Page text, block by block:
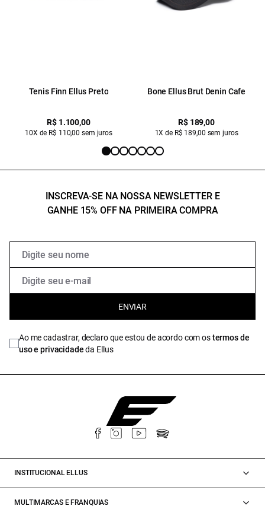
Tenis Finn Ellus Preto
R$ 1.100,00
10X de R$ 110,00 sem juros
Bone Ellus Brut Denin Cafe
R$ 189,00
1X de R$ 189,00 sem juros
INSCREVA-SE NA NOSSA NEWSLETTER E
GANHE 15% OFF NA PRIMEIRA COMPRA
ENVIAR
Ao me cadastrar, declaro que estou de acordo com ostermos de
uso e privacidadeda Ellus
INSTITUCIONAL ELLUS
MULTIMARCAS E FRANQUIAS